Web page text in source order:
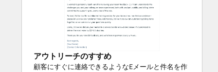
アウトリーチのすすめ
顧客にすぐに連絡できるようなEメールと件名を作